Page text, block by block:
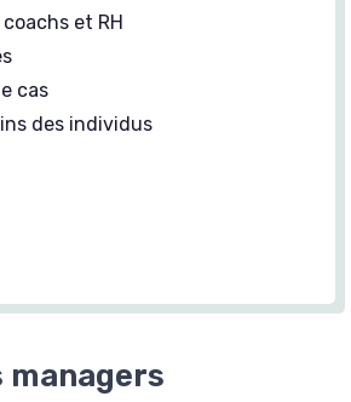
et RH
cas
des individus
managers